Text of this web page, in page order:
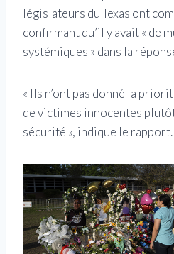
législateurs du Texas ont
confirmant qu’il y avait « de
systémiques » dans la
« Ils n’ont pas donné la
de victimes innocentes
sécurité », indique le rapport.